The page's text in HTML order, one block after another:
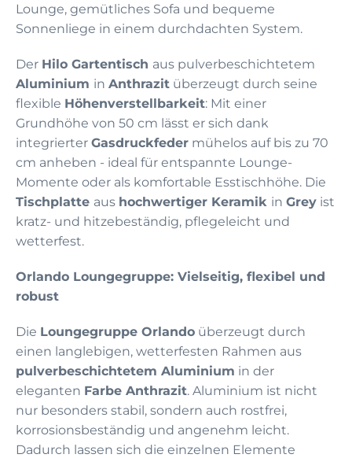
Lounge, gemütliches Sofa und bequeme
Sonnenliege in einem durchdachten System.
Der Hilo Gartentisch aus pulverbeschichtetem
Aluminium in Anthrazit überzeugt durch seine
flexible Höhenverstellbarkeit: Mit einer
Grundhöhe von 50 cm lässt er sich dank
integrierter Gasdruckfeder mühelos auf bis zu 70
cm anheben - ideal für entspannte Lounge-
Momente oder als komfortable Esstischhöhe. Die
Tischplatte aus hochwertiger Keramik in Grey ist
kratz- und hitzebeständig, pflegeleicht und
wetterfest.
Orlando Loungegruppe: Vielseitig, flexibel und
robust
Die Loungegruppe Orlando überzeugt durch
einen langlebigen, wetterfesten Rahmen aus
pulverbeschichtetem Aluminium in der
eleganten Farbe Anthrazit. Aluminium ist nicht
nur besonders stabil, sondern auch rostfrei,
korrosionsbeständig und angenehm leicht.
Dadurch lassen sich die einzelnen Elemente